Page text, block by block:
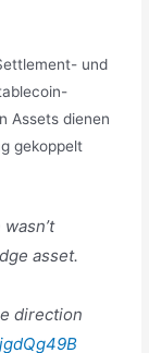
und
Assets dienen
gekoppelt
asset.
direction